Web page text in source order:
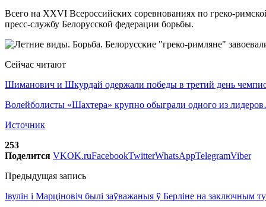
Всего на XXVI Всероссийских соревнованиях по греко-
пресс-службу Белорусской федерации борьбы.
Сейчас читают
Шиманович и Шкурдай одержали победы в третий день
Волейболисты «Шахтера» крупно обыграли одного из
Источник
253
Поделится VKOK.ruFacebookTwitterWhatsAppTelegramViber
Предыдущая запись
Івулін і Марціновіч былі заўважаныя ў Берліне на заключным